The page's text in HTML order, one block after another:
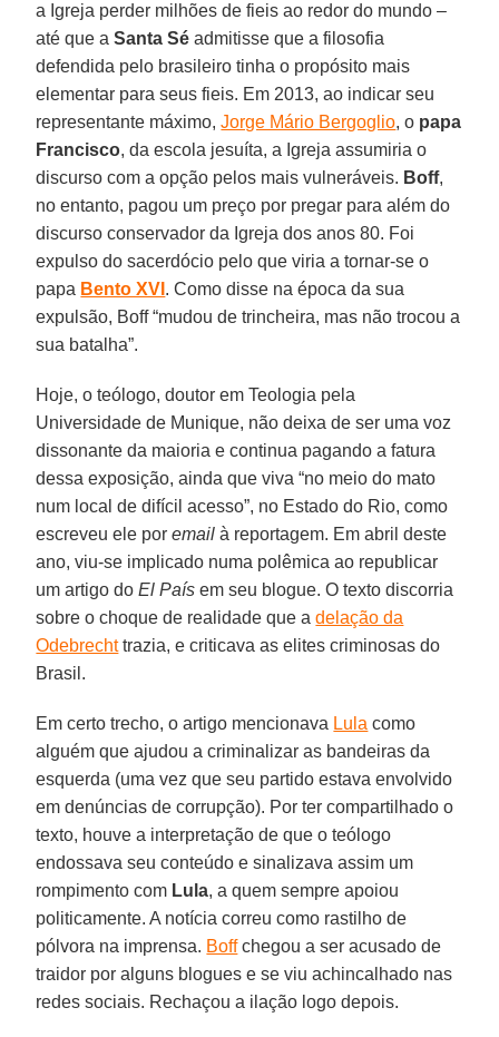
a Igreja perder milhões de fieis ao redor do mundo –
até que aSanta Sé admitisse que a filosofia
defendida pelo brasileiro tinha o propósito mais
elementar para seus fieis. Em 2013, ao indicar seu
representante máximo,Jorge Mário Bergoglio, o papa
Francisco, da escola jesuíta, a Igreja assumiria o
discurso com a opção pelos mais vulneráveis. Boff,
no entanto, pagou um preço por pregar para além do
discurso conservador da Igreja dos anos 80. Foi
expulso do sacerdócio pelo que viria a tornar-se o
papa Bento XVI . Como disse na época da sua
expulsão, Boff “mudou de trincheira, mas não trocou a
sua batalha”.
Hoje, o teólogo, doutor em Teologia pela
Universidade de Munique, não deixa de ser uma voz
dissonante da maioria e continua pagando a fatura
dessa exposição, ainda que viva “no meio do mato
num local de difícil acesso”, no Estado do Rio, como
escreveu ele poremail à reportagem. Em abril deste
ano, viu-se implicado numa polêmica ao republicar
um artigo do El País em seu blogue. O texto discorria
sobre o choque de realidade que adelação da
Odebrechttrazia, e criticava as elites criminosas do
Brasil.
Em certo trecho, o artigo mencionava Lula como
alguém que ajudou a criminalizar as bandeiras da
esquerda (uma vez que seu partido estava envolvido
em denúncias de corrupção). Por ter compartilhado o
texto, houve a interpretação de que o teólogo
endossava seu conteúdo e sinalizava assim um
rompimento com Lula, a quem sempre apoiou
politicamente. A notícia correu como rastilho de
pólvora na imprensa. Boffchegou a ser acusado de
traidor por alguns blogues e se viu achincalhado nas
redes sociais. Rechaçou a ilação logo depois.